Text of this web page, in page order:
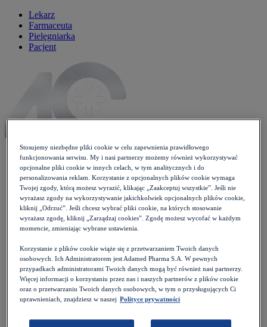
Lekarz
Farmaceuta
Pielęgniarka
Pacjent
Artykuły
Newsy
Wytyczne
Wykłady
Case studies
Opieka koordynowana
Konferencje
Podcasty
Kalkulatory
Rezydenci
Więcej>
Stosujemy niezbędne pliki cookie w celu zapewnienia prawidłowego
funkcjonowania serwisu. My i nasi partnerzy możemy również wykorzystywać
opcjonalne pliki cookie w innych celach, w tym analitycznych i do
personalizowania reklam. Korzystanie z opcjonalnych plików cookie wymaga
Twojej zgody, którą możesz wyrazić, klikając „Zaakceptuj wszystkie”. Jeśli nie
wyrażasz zgody na wykorzystywanie jakichkolwiek opcjonalnych plików cookie,
kliknij „Odrzuć”. Jeśli chcesz wybrać pliki cookie, na których stosowanie
wyrażasz zgodę, kliknij „Zarządzaj cookies”. Zgodę możesz wycofać w każdym
momencie, zmieniając wybrane ustawienia.
Korzystanie z plików cookie wiąże się z przetwarzaniem Twoich danych
osobowych. Ich Administratorem jest Adamed Pharma S.A. W pewnych
przypadkach administratorami Twoich danych mogą być również nasi partnerzy.
Więcej informacji o korzystaniu przez nas i naszych partnerów z plików cookie
oraz o przetwarzaniu Twoich danych osobowych, w tym o przysługujących Ci
uprawnieniach, znajdziesz w naszej Polityce prywatności